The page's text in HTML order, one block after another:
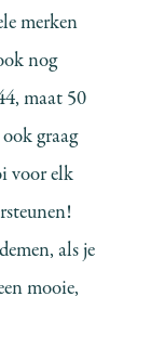
merken
nog
maat 50
graag
voor elk
als je
mooie,